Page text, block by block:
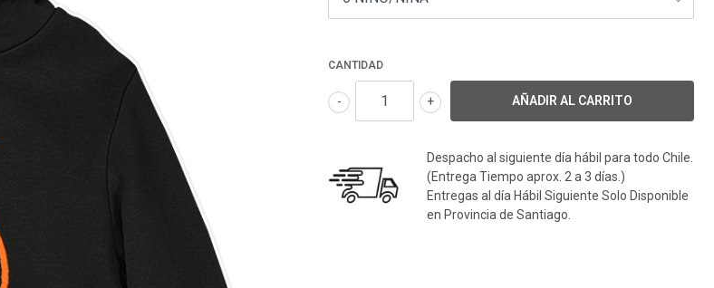
CANTIDAD
+
-
Despacho al siguiente día hábil para todo Chile.
(Entrega Tiempo aprox. 2 a 3 días.)
Entregas al día Hábil Siguiente Solo Disponible
en Provincia de Santiago.